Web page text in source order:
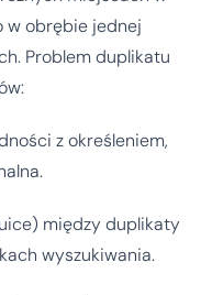
w obrębie jednej
Problem duplikatu
z określeniem,
między duplikaty
wyszukiwania.